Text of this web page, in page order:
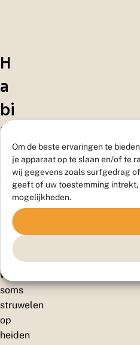
Om de beste ervaringen te
je apparaat op te slaan en/of te
wij gegevens zoals surfgedrag
geeft of uw toestemming intrekt,
mogelijkheden.
H
a
bi
ta
Vooral
bossen
struwelen
langs
natuurlijke
waterlopen;
soms
struwelen
op
heiden